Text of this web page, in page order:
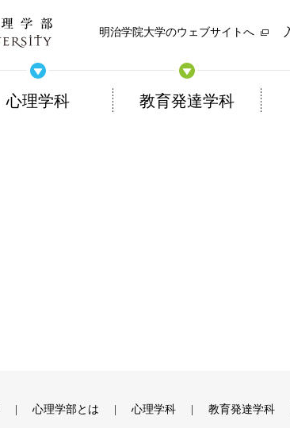
心理学科 教育発達学科
明治学院大学のウェブサイトへ
心理学部とは 心理学科 教育発達学科